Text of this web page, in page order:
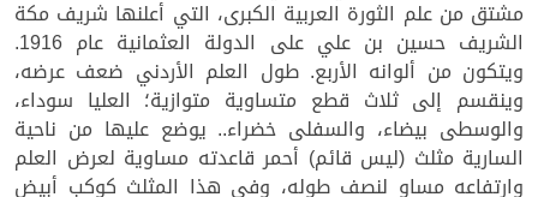
مشتق من علم الثورة العربية الكبرى، التي أعلنها شريف مكة
الشريف حسين بن علي على الدولة العثمانية عام 1916.
ويتكون من ألوانه الأربع. طول العلم الأردني ضعف عرضه،
وينقسم إلى ثلاث قطع متساوية متوازية؛ العليا سوداء،
والوسطى بيضاء، والسفلى خضراء.. يوضع عليها من ناحية
السارية مثلث (ليس قائم) أحمر قاعدته مساوية لعرض العلم
وارتفاعه مساوٍ لنصف طوله، وفي هذا المثلث كوكب أبيض